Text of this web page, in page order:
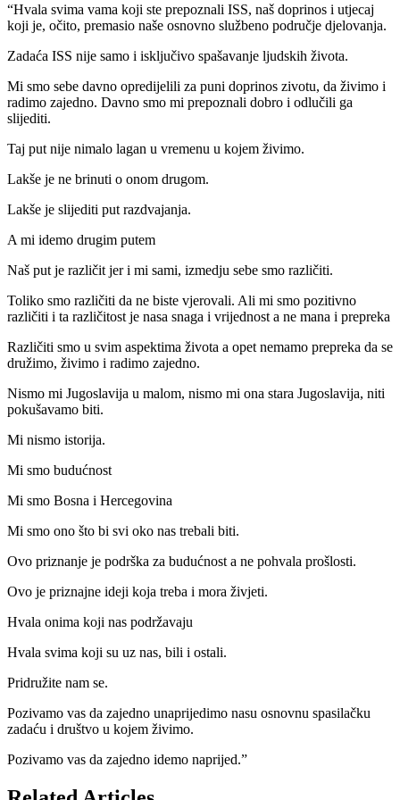
“Hvala svima vama koji ste prepoznali ISS, naš doprinos i utjecaj
koji je, očito, premasio naše osnovno službeno područje djelovanja.
Zadaća ISS nije samo i isključivo spašavanje ljudskih života.
Mi smo sebe davno opredijelili za puni doprinos zivotu, da živimo i
radimo zajedno. Davno smo mi prepoznali dobro i odlučili ga
slijediti.
Taj put nije nimalo lagan u vremenu u kojem živimo.
Lakše je ne brinuti o onom drugom.
Lakše je slijediti put razdvajanja.
A mi idemo drugim putem
Naš put je različit jer i mi sami, izmedju sebe smo različiti.
Toliko smo različiti da ne biste vjerovali. Ali mi smo pozitivno
različiti i ta različitost je nasa snaga i vrijednost a ne mana i prepreka
Različiti smo u svim aspektima života a opet nemamo prepreka da se
družimo, živimo i radimo zajedno.
Nismo mi Jugoslavija u malom, nismo mi ona stara Jugoslavija, niti
pokušavamo biti.
Mi nismo istorija.
Mi smo budućnost
Mi smo Bosna i Hercegovina
Mi smo ono što bi svi oko nas trebali biti.
Ovo priznanje je podrška za budućnost a ne pohvala prošlosti.
Ovo je priznajne ideji koja treba i mora živjeti.
Hvala onima koji nas podržavaju
Hvala svima koji su uz nas, bili i ostali.
Pridružite nam se.
Pozivamo vas da zajedno unaprijedimo nasu osnovnu spasilačku
zadaću i društvo u kojem živimo.
Pozivamo vas da zajedno idemo naprijed.”